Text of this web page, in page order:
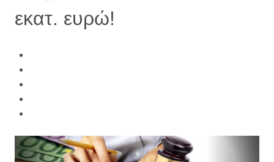
εκατ. ευρώ!